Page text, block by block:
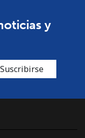
y
Suscribirse